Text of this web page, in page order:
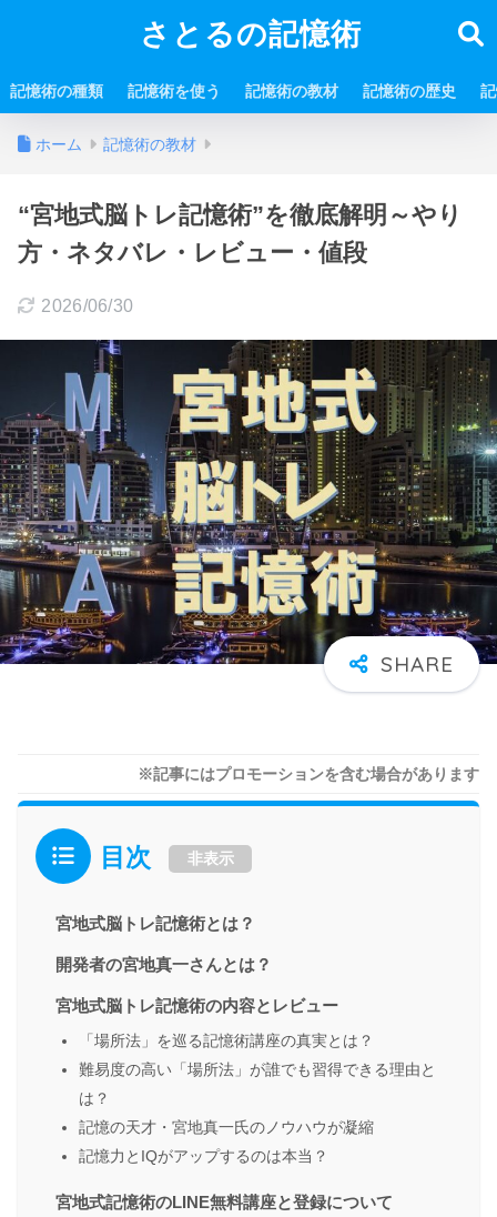
さとるの記憶術
記憶術の種類 記憶術を使う 記憶術の教材 記憶術の歴史
ホーム 記憶術の教材
“宮地式脳トレ記憶術”を徹底解明～やり
方・ネタバレ・レビュー・値段
2026/06/30
※記事にはプロモーションを含む場合があります
目次 非表示
宮地式脳トレ記憶術とは？
開発者の宮地真一さんとは？
宮地式脳トレ記憶術の内容とレビュー
「場所法」を巡る記憶術講座の真実とは？
難易度の高い「場所法」が誰でも習得できる理由と
は？
記憶の天才・宮地真一氏のノウハウが凝縮
記憶力とIQがアップするのは本当？
宮地式記憶術のLINE無料講座と登録について